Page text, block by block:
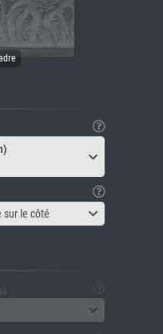
sur le côté